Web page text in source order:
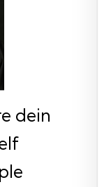
dein